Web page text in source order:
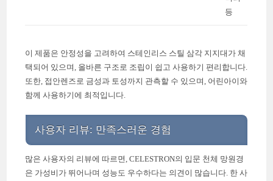
등
이 제품은 안정성을 고려하여 스테인리스 스틸 삼각 지지대가 채
택되어 있으며, 올바른 구조로 조립이 쉽고 사용하기 편리합니다.
또한, 접안렌즈로 금성과 토성까지 관측할 수 있으며, 어린아이와
함께 사용하기에 최적입니다.
사용자 리뷰: 만족스러운 경험
많은 사용자의 리뷰에 따르면, CELESTRON의 입문 천체 망원경
은 가성비가 뛰어나며 성능도 우수하다는 의견이 많습니다. 한 사